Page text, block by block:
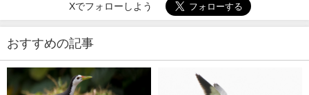
Xでフォローしよう
おすすめの記事